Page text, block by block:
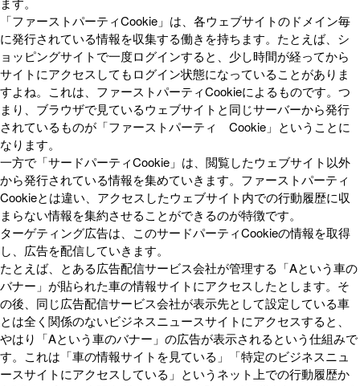
「ファーストパーティCookie」は、各ウェブサイトのドメイン毎
に発行されている情報を収集する働きを持ちます。たとえば、シ
ョッピングサイトで一度ログインすると、少し時間が経ってから
サイトにアクセスしてもログイン状態になっていることがありま
すよね。これは、ファーストパーティCookieによるものです。つ
まり、ブラウザで見ているウェブサイトと同じサーバーから発行
されているものが「ファーストパーティ Cookie」ということに
なります。
一方で「サードパーティCookie」は、閲覧したウェブサイト以外
から発行されている情報を集めていきます。ファーストパーティ
Cookieとは違い、アクセスしたウェブサイト内での行動履歴に収
まらない情報を集約させることができるのが特徴です。
ターゲティング広告は、このサードパーティCookieの情報を取得
し、広告を配信していきます。
たとえば、とある広告配信サービス会社が管理する「Aという車の
バナー」が貼られた車の情報サイトにアクセスしたとします。そ
の後、同じ広告配信サービス会社が表示先として設定している車
とは全く関係のないビジネスニュースサイトにアクセスすると、
やはり「Aという車のバナー」の広告が表示されるという仕組みで
す。これは「車の情報サイトを見ている」「特定のビジネスニュ
ースサイトにアクセスしている」というネット上での行動履歴か